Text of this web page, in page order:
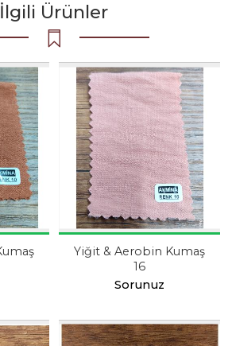
İlgili Ürünler
Yiğit & Aerobin Kumaş
16
Sorunuz